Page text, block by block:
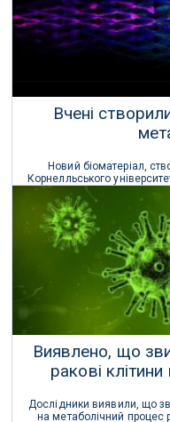
Вчені
Новий біоматеріал,
Корнелльського
безперервно й
Виявлено, що
ракові
Дослідники виявили, що
на метаболічний процес